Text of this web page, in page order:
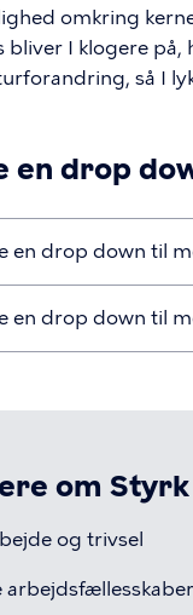
omkring
bliver I klogere
så I
en drop
en drop down til
en drop down til
om
og trivsel
arbejdsfællesskaber